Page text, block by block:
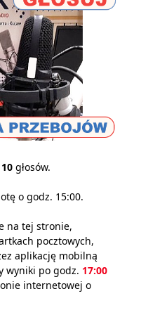
10 głosów.
o godz. 15:00.
na tej stronie,
pocztowych,
aplikację mobilną
wyniki po godz. 17:00
internetowej o